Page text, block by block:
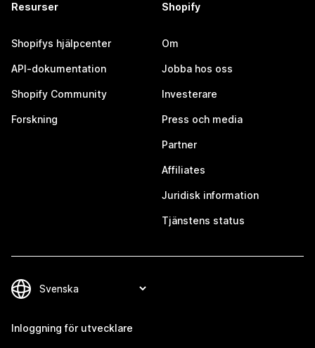
Resurser
Shopifys hjälpcenter
API-dokumentation
Shopify Community
Forskning
Shopify
Om
Jobba hos oss
Investerare
Press och media
Partner
Affiliates
Juridisk information
Tjänstens status
Inloggning för utvecklare